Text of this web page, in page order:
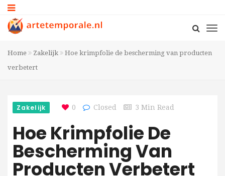
Home Zakelijk
Hoe krimpfolie de bescherming van producten
verbetert
Zakelijk 0 Closed 3 Min Read
Hoe Krimpfolie De
Bescherming Van
Producten Verbetert